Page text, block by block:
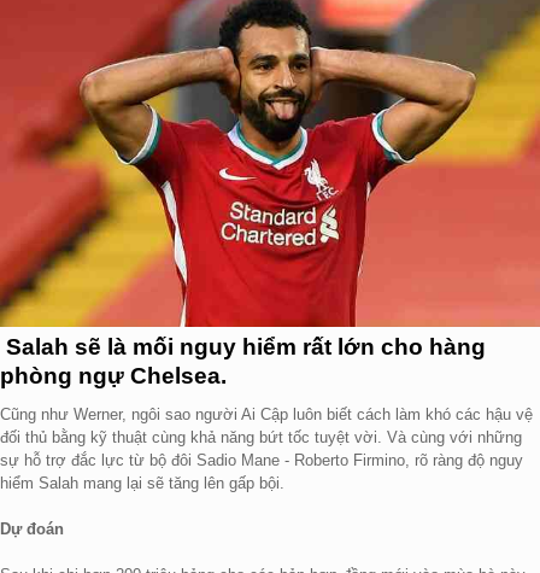
Salah sẽ là mối nguy hiểm rất lớn cho hàng
phòng ngự Chelsea.
Cũng như Werner, ngôi sao người Ai Cập luôn biết cách làm khó các hậu vệ
đối thủ bằng kỹ thuật cùng khả năng bứt tốc tuyệt vời. Và cùng với những
sự hỗ trợ đắc lực từ bộ đôi Sadio Mane - Roberto Firmino, rõ ràng độ nguy
hiểm Salah mang lại sẽ tăng lên gấp bội.
Dự đoán